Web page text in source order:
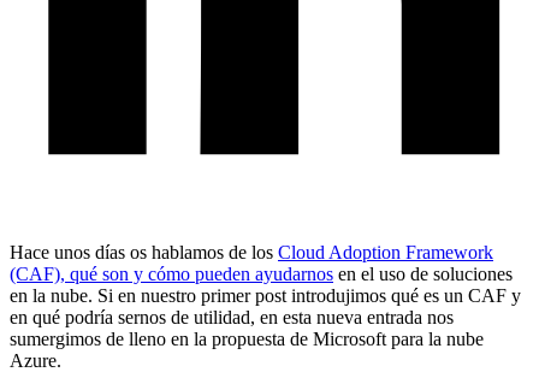
Hace unos días os hablamos de los Cloud Adoption Framework
(CAF), qué son y cómo pueden ayudarnos en el uso de soluciones
en la nube. Si en nuestro primer post introdujimos qué es un CAF y
en qué podría sernos de utilidad, en esta nueva entrada nos
sumergimos de lleno en la propuesta de Microsoft para la nube
Azure.